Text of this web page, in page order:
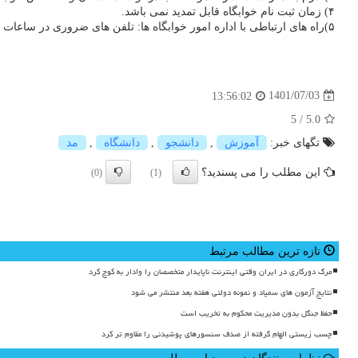
۴) زمان ثبت نام خوابگاه قابل تمدید نمی باشد.
۵)راه های ارتباطی با اداره امور خوابگاه ها: تلفن های ضروری در ساعات اداری ۶۶۱۶۵۰۳۰ – ۶۶۱۶۵۰۳۱ – ۶۶۱۶۵۰۱۷ و یا ارسال پیام از صفحه اصلی سامانه سیما
1401/07/03
13:56:02
5.0
/
5
تگهای خبر:
آموزش , دانشجو , دانشگاه , مد
این مطلب را می پسندید؟ (1)
(0)
تازه ترین مطالب مرتبط
مرگ دورکاری در ایران وقتی اینترنت ناپایدار متخصصان را وادار به کوچ کرد
نتایج آزمون های سمپاد و نمونه دولتی هفته بعد منتشر می شود
حفظ جنگل بدون مدیریت محکوم به تخریب است
چسب زیستی الهام گرفته از صدف سنسورهای پوشیدنی را مقاوم تر کرد